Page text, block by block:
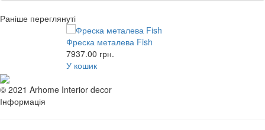
Раніше переглянуті
Фреска металева Fish
7937.00 грн.
У кошик
© 2021 Arhome Interior decor
Інформація